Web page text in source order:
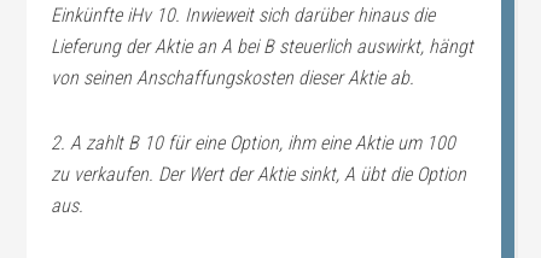
Einkünfte iHv 10. Inwieweit sich darüber hinaus die
Lieferung der Aktie an A bei B steuerlich auswirkt, hängt
von seinen Anschaffungskosten dieser Aktie ab.
2. A zahlt B 10 für eine Option, ihm eine Aktie um 100
zu verkaufen. Der Wert der Aktie sinkt, A übt die Option
aus.